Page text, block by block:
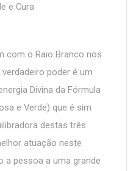
e Cura
com o Raio Branco nos
poder é um
Divina da Fórmula
e Verde) que é sim
destas três
atuação neste
a pessoa a uma grande